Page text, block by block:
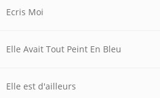
Ecris Moi
Elle Avait Tout Peint En Bleu
Elle est d'ailleurs